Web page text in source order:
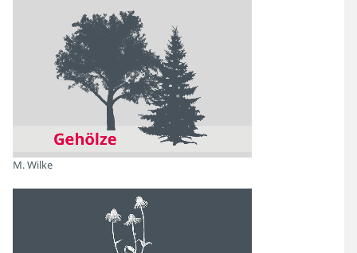
M. Wilke